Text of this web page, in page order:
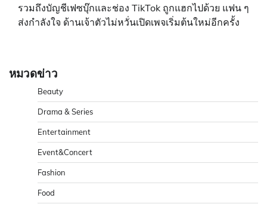
รวมถึงบัญชีเฟซบุ๊กและช่อง TikTok ถูกแฮกไปด้วย แฟน ๆ
ส่งกำลังใจ ด้านเจ้าตัวไม่หวั่นเปิดเพจเริ่มต้นใหม่อีกครั้ง
หมวดข่าว
Beauty
Drama & Series
Entertainment
Event&Concert
Fashion
Food